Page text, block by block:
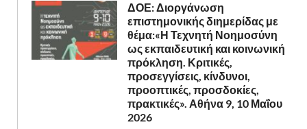
ΔΟΕ: Διοργάνωση
επιστημονικής διημερίδας με
θέμα:«Η Τεχνητή Νοημοσύνη
ως εκπαιδευτική και κοινωνική
πρόκληση. Κριτικές,
προσεγγίσεις, κίνδυνοι,
προοπτικές, προσδοκίες,
πρακτικές». Αθήνα 9, 10 Μαΐου
2026